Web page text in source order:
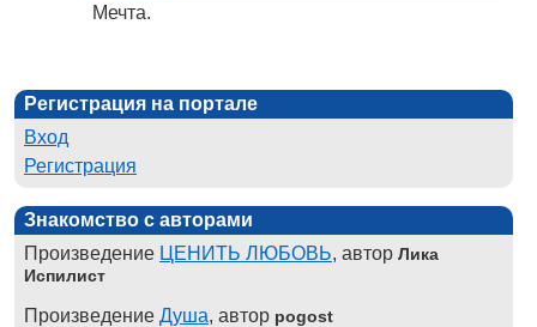
Мечта.
Регистрация на портале
Вход
Регистрация
Знакомство с авторами
Произведение ЦЕНИТЬ ЛЮБОВЬ, автор Лика
Испилист
Произведение Душа, автор pogost